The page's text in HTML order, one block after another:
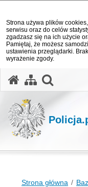
Strona używa plików
serwisu oraz do celów
zgadzasz się na ich użycie
Pamiętaj, że możesz
ustawienia przeglądarki.
wyrażenie zgody.
Strona główna